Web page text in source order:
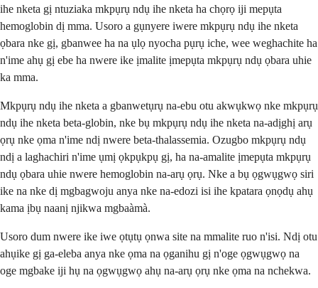
ihe nketa gị ntuziaka mkpụrụ ndụ ihe nketa ha chọrọ iji mepụta
hemoglobin dị mma. Usoro a gụnyere iwere mkpụrụ ndụ ihe nketa
ọbara nke gị, gbanwee ha na ụlọ nyocha pụrụ iche, wee weghachite ha
n'ime ahụ gị ebe ha nwere ike ịmalite ịmepụta mkpụrụ ndụ ọbara uhie
ka mma.
Mkpụrụ ndụ ihe nketa a gbanwetụrụ na-ebu otu akwụkwọ nke mkpụrụ
ndụ ihe nketa beta-globin, nke bụ mkpụrụ ndụ ihe nketa na-adịghị arụ
ọrụ nke ọma n'ime ndị nwere beta-thalassemia. Ozugbo mkpụrụ ndụ
ndị a laghachiri n'ime ụmị ọkpụkpụ gị, ha na-amalite ịmepụta mkpụrụ
ndụ ọbara uhie nwere hemoglobin na-arụ ọrụ. Nke a bụ ọgwụgwọ siri
ike na nke dị mgbagwoju anya nke na-edozi isi ihe kpatara ọnọdụ ahụ
kama ịbụ naanị njikwa mgbaàmà.
Usoro dum nwere ike iwe ọtụtụ ọnwa site na mmalite ruo n'isi. Ndị otu
ahụike gị ga-eleba anya nke ọma na ọganihu gị n'oge ọgwụgwọ na
oge mgbake iji hụ na ọgwụgwọ ahụ na-arụ ọrụ nke ọma na nchekwa.